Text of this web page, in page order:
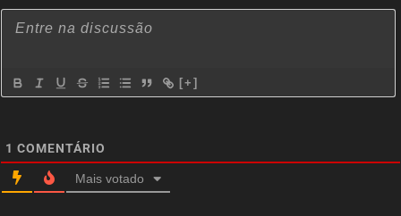
[+]
1 COMENTÁRIO
Mais votado